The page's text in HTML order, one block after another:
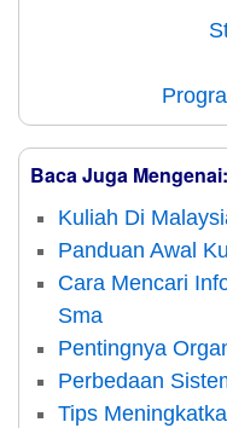
Baca Juga Mengenai:
Kuliah Di
Panduan Awal
Cara Mencari
Sma
Pentingnya
Perbedaan
Tips